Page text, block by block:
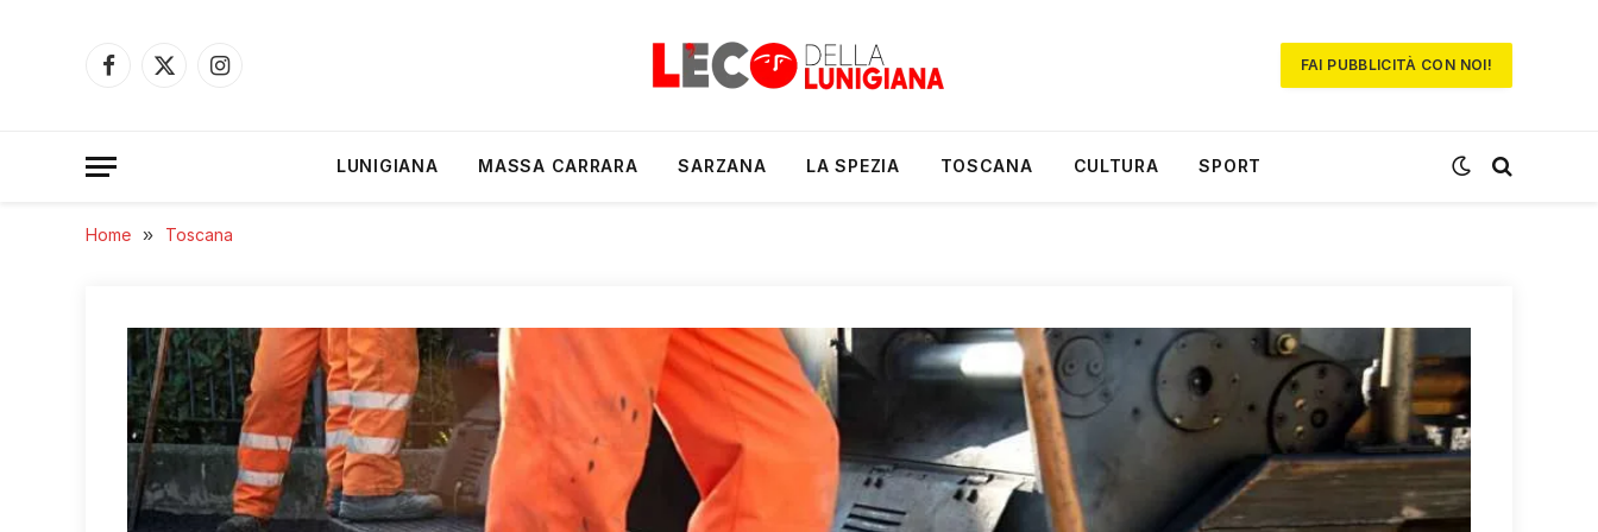
Facebook
X
Instagram
FAI PUBBLICITÀ CON NOI!
LUNIGIANA MASSA CARRARA SARZANA LA SPEZIA TOSCANA CULTURA SPORT
Home » Toscana